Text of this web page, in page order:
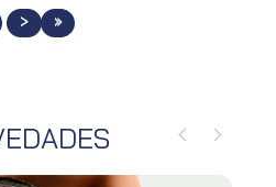
> »